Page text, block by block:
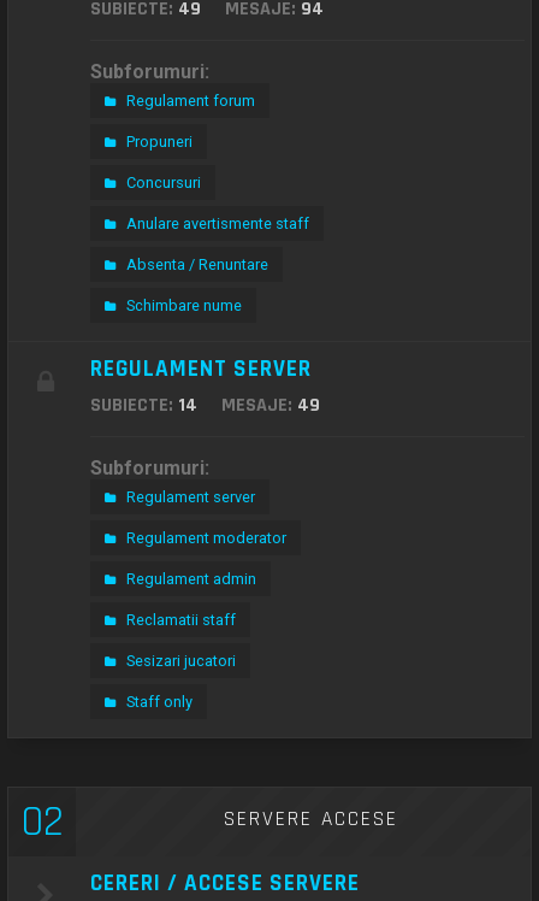
SUBIECTE: 49 MESAJE: 94
Subforumuri:
Regulament forum
Propuneri
Concursuri
Anulare avertismente staff
Absenta / Renuntare
Schimbare nume
REGULAMENT SERVER
SUBIECTE: 14 MESAJE: 49
Subforumuri:
Regulament server
Regulament moderator
Regulament admin
Reclamatii staff
Sesizari jucatori
Staff only
02 SERVERE ACCESE
CERERI / ACCESE SERVERE